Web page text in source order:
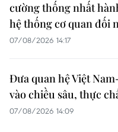
cường thống nhất
hệ thống cơ quan đối
07/08/2026 14:17
Đưa quan hệ Việt
vào chiều sâu, thực
07/08/2026 14:09